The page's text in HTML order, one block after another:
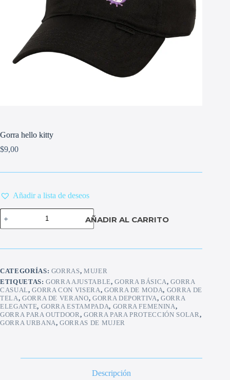
Gorra hello kitty
$9,00
Añadir a lista de deseos
Gorra
hello
kitty
AÑADIR AL CARRITO
CATEGORÍAS: GORRAS,MUJER
ETIQUETAS:GORRA AJUSTABLE,GORRA BÁSICA,GORRA
CASUAL,GORRA CON VISERA, GORRA DE MODA, GORRA DE
TELA, GORRA DE VERANO, GORRA DEPORTIVA,GORRA
ELEGANTE, GORRA ESTAMPADA, GORRA FEMENINA,
GORRA PARA OUTDOOR,GORRA PARA PROTECCIÓN SOLAR,
GORRA URBANA,GORRAS DE MUJER
Descripción